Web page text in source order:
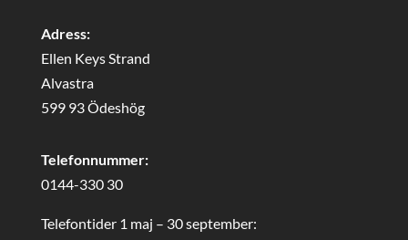
Adress:
Ellen Keys Strand
Alvastra
599 93 Ödeshög
Telefonnummer:
0144-330 30
Telefontider 1 maj – 30 september: